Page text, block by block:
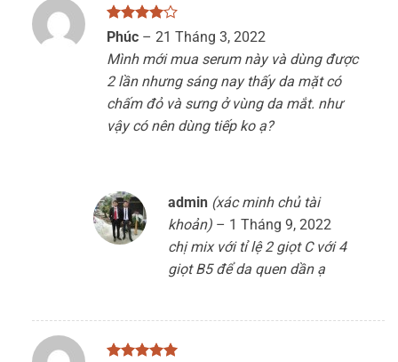
Được
45 sao
Phúc – 21 Tháng 3, 2022
Mình mới mua serum này và dùng được
2 lần nhưng sáng nay thấy da mặt có
chấm đỏ và sưng ở vùng da mắt. như
vậy có nên dùng tiếp ko ạ?
admin (xác minh chủ tài
khoản) – 1 Tháng 9, 2022
chị mix với tỉ lệ 2 giọt C với 4
giọt B5 để da quen dần ạ